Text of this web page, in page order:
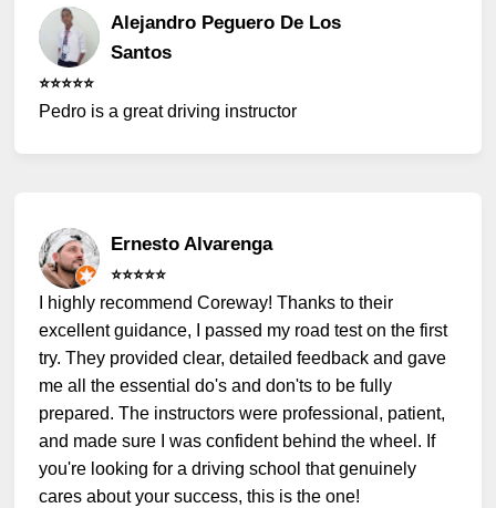
Alejandro Peguero De Los
Santos
⭐️⭐️⭐️⭐️⭐️
Pedro is a great driving instructor
Ernesto Alvarenga
⭐️⭐️⭐️⭐️⭐️
I highly recommend Coreway! Thanks to their
excellent guidance, I passed my road test on the first
try. They provided clear, detailed feedback and gave
me all the essential do's and don'ts to be fully
prepared. The instructors were professional, patient,
and made sure I was confident behind the wheel. If
you're looking for a driving school that genuinely
cares about your success, this is the one!